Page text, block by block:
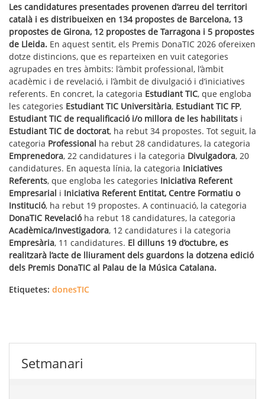
Les candidatures presentades provenen d’arreu del territori
català i es distribueixen en 134 propostes de Barcelona, 13
propostes de Girona, 12 propostes de Tarragona i 5 propostes
de Lleida. En aquest sentit, els Premis DonaTIC 2026 ofereixen
dotze distincions, que es reparteixen en vuit categories
agrupades en tres àmbits: l’àmbit professional, l’àmbit
acadèmic i de revelació, i l’àmbit de divulgació i d’iniciatives
referents. En concret, la categoria Estudiant TIC, que engloba
les categories Estudiant TIC Universitària, Estudiant TIC FP,
Estudiant TIC de requalificació i/o millora de les habilitats i
Estudiant TIC de doctorat, ha rebut 34 propostes. Tot seguit, la
categoria Professional ha rebut 28 candidatures, la categoria
Emprenedora, 22 candidatures i la categoria Divulgadora, 20
candidatures. En aquesta línia, la categoria Iniciatives
Referents, que engloba les categories Iniciativa Referent
Empresarial i Iniciativa Referent Entitat, Centre Formatiu o
Institució, ha rebut 19 propostes. A continuació, la categoria
DonaTIC Revelacióha rebut 18 candidatures, la categoria
Acadèmica/Investigadora, 12 candidatures i la categoria
Empresària, 11 candidatures. El dilluns 19 d’octubre, es
realitzarà l’acte de lliurament dels guardons la dotzena edició
dels Premis DonaTIC al Palau de la Música Catalana.
Etiquetes: donesTIC
Setmanari